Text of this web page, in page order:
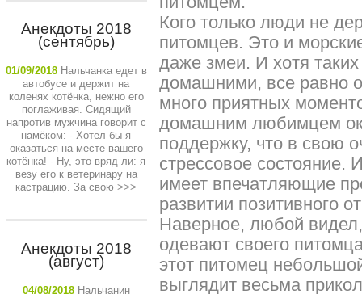
Анекдоты 2018
(сентябрь)
01/09/2018 Нальчанка едет в
автобусе и держит на
коленях котёнка, нежно его
поглаживая. Сидящий
напротив мужчина говорит с
намёком: - Хотел бы я
оказаться на месте вашего
котёнка! - Ну, это вряд ли: я
везу его к ветеринару на
кастрацию. За свою >>>
Анекдоты 2018
(август)
04/08/2018 Нальчанин
Кого только люди не
питомцев. Это и
даже змеи. И хотя
домашними, все равно
много приятных
домашним любимцем
поддержку, что в свою
стрессовое
имеет впечатляющие
развитии позитивного
Наверное, любой
одевают своего
этот питомец
выглядит весьма